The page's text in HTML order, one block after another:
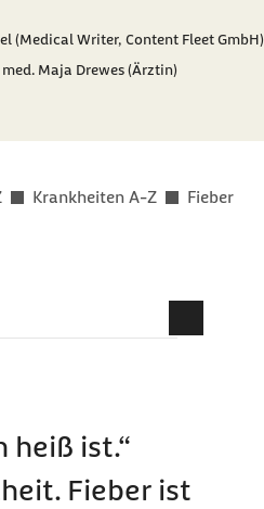
(Medical Writer, Content Fleet GmbH)
med. Maja Drewes (Ärztin)
Krankheiten A-Z Fieber
heiß ist.“
Fieber ist